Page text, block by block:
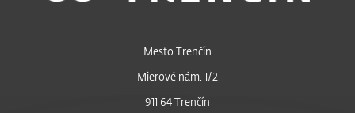
Mesto Trenčín
Mierové nám. 1/2
911 64 Trenčín